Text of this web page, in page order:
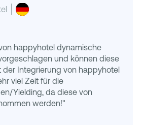
happyhotel dynamische
und können diese
der Integrierung von happyhotel
viel Zeit für die
Yielding, da diese von
werden!"